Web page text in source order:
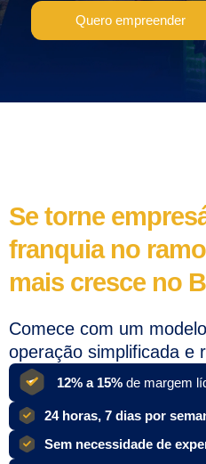
Quero empreender
Se torne
franquia no
mais cresce no
Comece com um
operação simplificada e
12% a 15%de margem
24 horas, 7 dias por
Sem necessidade de